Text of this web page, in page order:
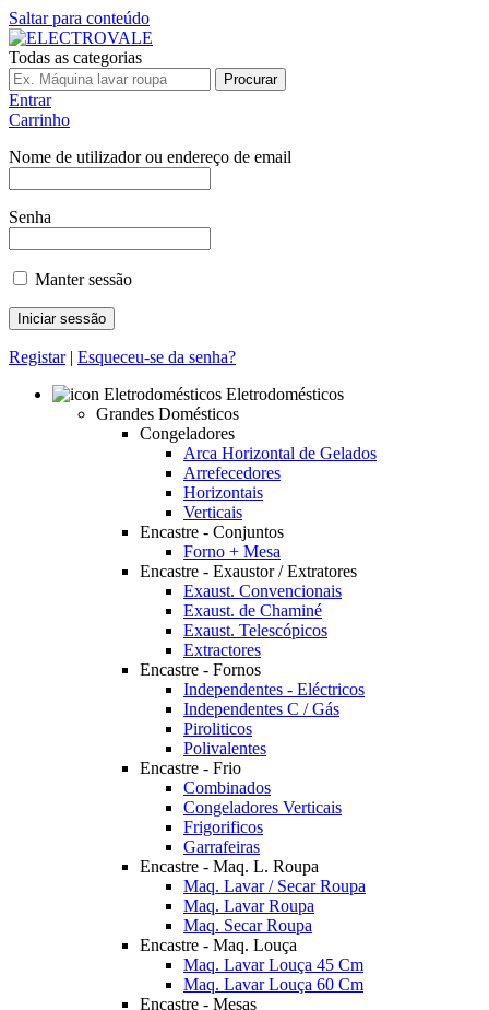
Saltar para conteúdo
Todas as categorias
Procurar
Entrar
Carrinho
Nome de utilizador ou endereço de email
Senha
Manter sessão
Registar| Esqueceu-se da senha?
Eletrodomésticos
Grandes Domésticos
Congeladores
Arca Horizontal de Gelados
Arrefecedores
Horizontais
Verticais
Encastre - Conjuntos
Forno + Mesa
Encastre - Exaustor / Extratores
Exaust. Convencionais
Exaust. de Chaminé
Exaust. Telescópicos
Extractores
Encastre - Fornos
Independentes - Eléctricos
Independentes C / Gás
Piroliticos
Polivalentes
Encastre - Frio
Combinados
Congeladores Verticais
Frigorificos
Garrafeiras
Encastre - Maq. L. Roupa
Maq. Lavar / Secar Roupa
Maq. Lavar Roupa
Maq. Secar Roupa
Encastre - Maq. Louça
Maq. Lavar Louça 45 Cm
Maq. Lavar Louça 60 Cm
Encastre - Mesas